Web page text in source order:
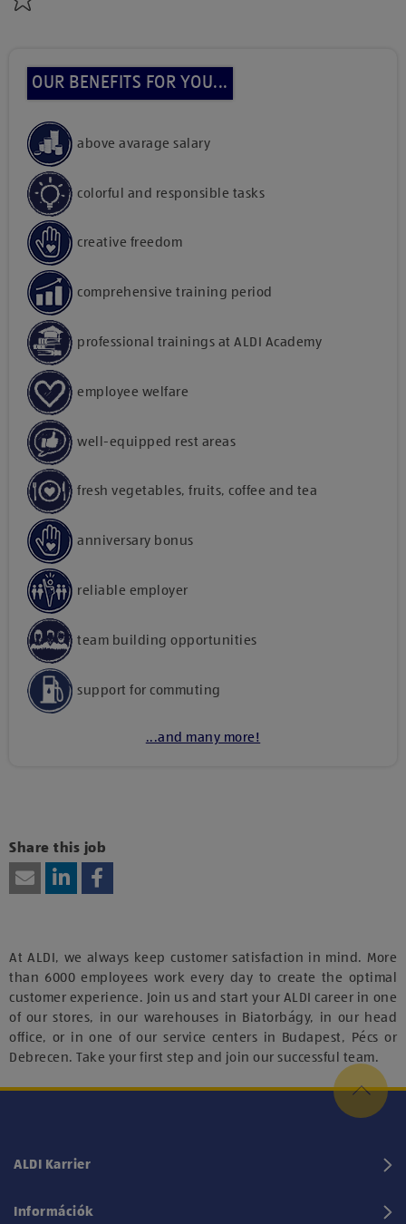
OUR BENEFITS FOR YOU...
above avarage salary
colorful and responsible tasks
creative freedom
comprehensive training period
professional trainings at ALDI Academy
employee welfare
well-equipped rest areas
fresh vegetables, fruits, coffee and tea
anniversary bonus
reliable employer
team building opportunities
support for commuting
...and many more!
vagy technológiájának használatához.
Share this job
At ALDI, we always keep customer satisfaction in mind. More
than 6000 employees work every day to create the optimal
customer experience. Join us and start your ALDI career in one
of our stores, in our warehouses in Biatorbágy, in our head
office, or in one of our service centers in Budapest, Pécs or
Debrecen. Take your first step and join our successful team.
ALDI Karrier
Információk